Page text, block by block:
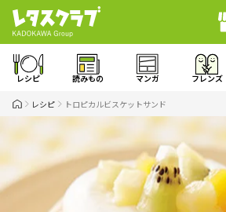
レシピ 読みもの マンガ フレンズ
レシピ トロピカルビスケットサンド